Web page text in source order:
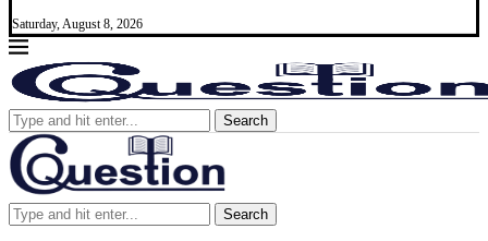
Saturday, August 8, 2026
Search
Search